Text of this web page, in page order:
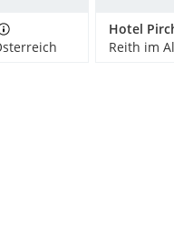
Hotel
Reith im